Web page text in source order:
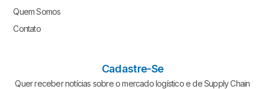
Quem Somos
Contato
Cadastre-Se
Quer receber notícias sobre o mercado logístico e de Supply Chain